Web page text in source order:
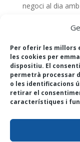
Per oferir les millors
les cookies per
dispositiu. El
permetrà processar
o les identificacions
retirar el
característiques i
negoci al dia
La cistella